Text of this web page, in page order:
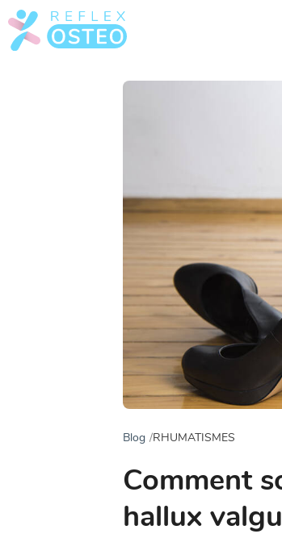
Blog RHUMATISMES
Comment
hallux